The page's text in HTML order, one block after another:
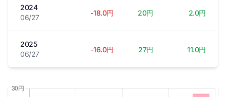
2024
06/27
-18.0円 20円 2.0円
2025
06/27
-16.0円 27円 11.0円